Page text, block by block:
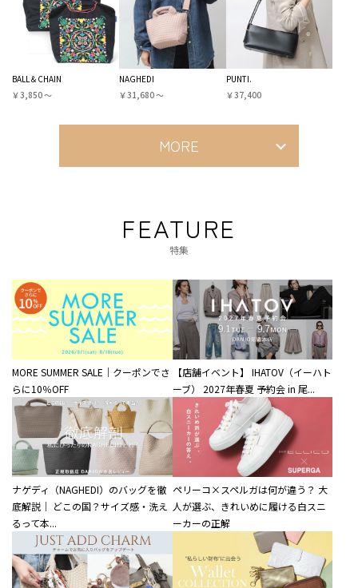
BALL＆CHAIN
￥3,850 〜
NAGHEDI
￥31,680 〜
PUNTI.
￥37,400
MORE
FEATURE
特集
MORE SUMMER SALE｜クーポンでさ
らに10％OFF
【店舗イベント】 IHATOV（イーハト
ーブ） 2027年春夏 予約会 in 尾...
ナゲディ（NAGHEDI）のバッグを徹
底解説｜ どこの国？サイズ感・洗え
るって本...
ペリーコ×スペルガは何が違う？ 大
人が選ぶ、きれいめに履ける白スニ
ーカーの正解